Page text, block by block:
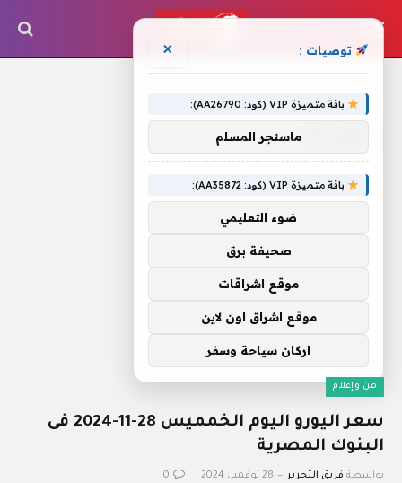
فن وإعلام
سعر اليورو اليوم الخمميس 28-11-2024 فى
البنوك المصرية
بواسطة فريق التحرير 28 نوفمبر، 2024 0
توصيات : ×
باقة متميزة VIP (كود: AA26790):
ماسنجر المسلم
باقة متميزة VIP (كود: AA35872):
ضوء التعليمي
صحيفة برق
موقع اشراقات
موقع اشراق اون لاين
اركان سياحة وسفر